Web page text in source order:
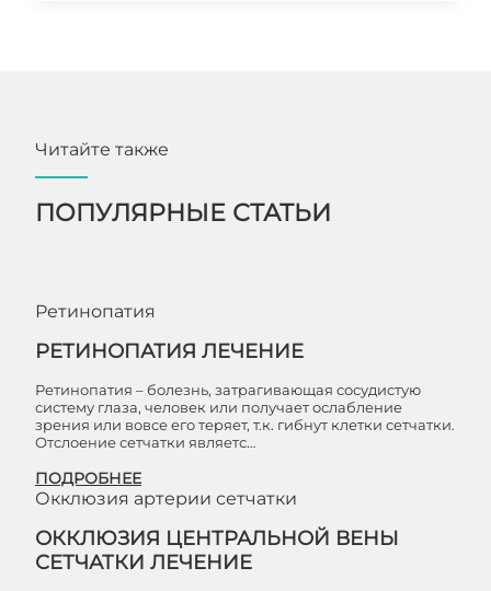
Читайте также
ПОПУЛЯРНЫЕ СТАТЬИ
Ретинопатия
РЕТИНОПАТИЯ ЛЕЧЕНИЕ
Ретинопатия – болезнь, затрагивающая сосудистую
систему глаза, человек или получает ослабление
зрения или вовсе его теряет, т.к. гибнут клетки сетчатки.
Отслоение сетчатки являетс…
ПОДРОБНЕЕ
Окклюзия артерии сетчатки
ОККЛЮЗИЯ ЦЕНТРАЛЬНОЙ ВЕНЫ
СЕТЧАТКИ ЛЕЧЕНИЕ